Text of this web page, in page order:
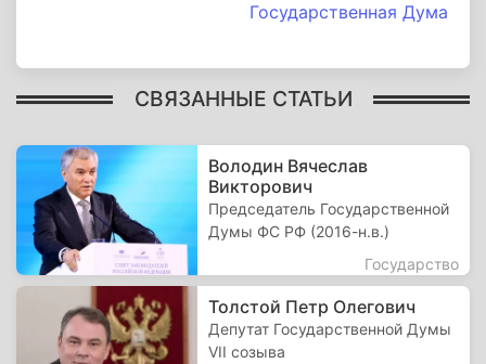
Государственная Дума
СВЯЗАННЫЕ СТАТЬИ
Володин Вячеслав
Викторович
Председатель Государственной
Думы ФС РФ (2016-н.в.)
Государство
Толстой Петр Олегович
Депутат Государственной Думы
VII созыва